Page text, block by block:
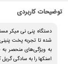
توضیحات کاربردی
شده تا تجربه پخت
به ویژگی‌های منحصر به
اسنکها را به سادگی گریل